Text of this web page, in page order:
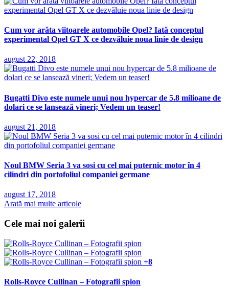
Cum vor arăta viitoarele automobile Opel? Iată conceptul
experimental Opel GT X ce dezvăluie noua linie de design
august 22, 2018
Bugatti Divo este numele unui nou hypercar de 5.8 milioane de
dolari ce se lansează vineri; Vedem un teaser!
august 21, 2018
Noul BMW Seria 3 va sosi cu cel mai puternic motor în 4
cilindri din portofoliul companiei germane
august 17, 2018
Arată mai multe articole
Cele mai noi galerii
+8
Rolls-Royce Cullinan – Fotografii spion